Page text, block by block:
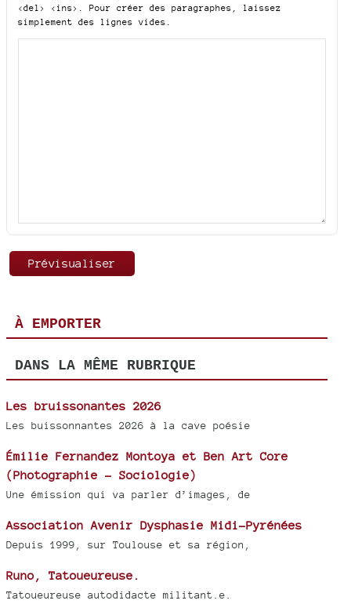
<del> <ins>
. Pour créer des paragraphes, laissez
simplement des lignes vides.
À EMPORTER
DANS LA MÊME RUBRIQUE
Les bruissonantes 2026
Les buissonnantes 2026 à la cave poésie
Émilie Fernandez Montoya et Ben Art Core
(Photographie - Sociologie)
Une émission qui va parler d’images, de
Association Avenir Dysphasie Midi-Pyrénées
Depuis 1999, sur Toulouse et sa région,
Runo, Tatoueureuse.
Tatoueureuse autodidacte militant.e.